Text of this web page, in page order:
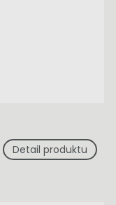
Detail produktu